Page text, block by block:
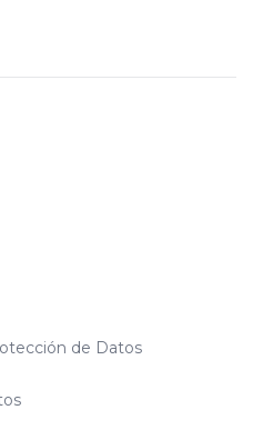
de Datos